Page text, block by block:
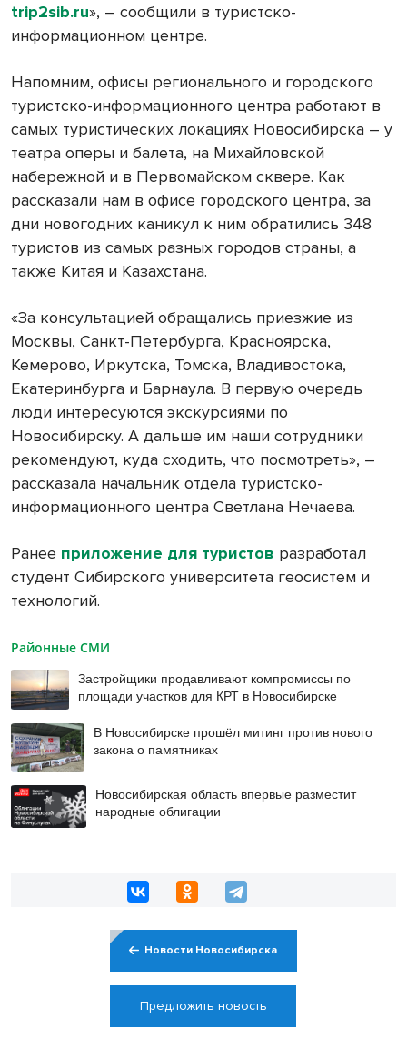
trip2sib.ru», – сообщили в туристско-
информационном центре.
Напомним, офисы регионального и городского
туристско-информационного центра работают в
самых туристических локациях Новосибирска – у
театра оперы и балета, на Михайловской
набережной и в Первомайском сквере. Как
рассказали нам в офисе городского центра, за
дни новогодних каникул к ним обратились 348
туристов из самых разных городов страны, а
также Китая и Казахстана.
«За консультацией обращались приезжие из
Москвы, Санкт-Петербурга, Красноярска,
Кемерово, Иркутска, Томска, Владивостока,
Екатеринбурга и Барнаула. В первую очередь
люди интересуются экскурсиями по
Новосибирску. А дальше им наши сотрудники
рекомендуют, куда сходить, что посмотреть», –
рассказала начальник отдела туристско-
информационного центра Светлана Нечаева.
Ранее приложение для туристов разработал
студент Сибирского университета геосистем и
технологий.
Районные СМИ
Застройщики продавливают компромиссы по
площади участков для КРТ в Новосибирске
В Новосибирске прошёл митинг против нового
закона о памятниках
Новосибирская область впервые разместит
народные облигации
Новости Новосибирска
Предложить новость